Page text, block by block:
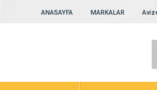
ANASAYFA MARKALAR